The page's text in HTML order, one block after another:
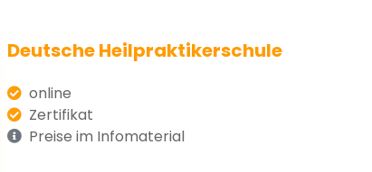
Deutsche Heilpraktikerschule
online
Zertifikat
Preise im Infomaterial